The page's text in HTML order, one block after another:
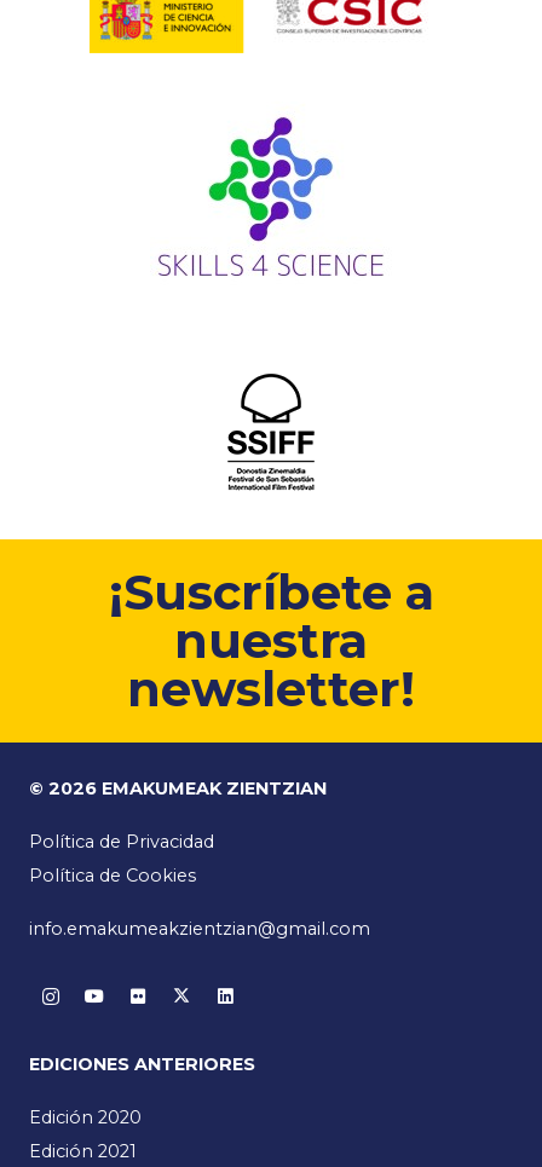
¡Suscríbete a
nuestra
newsletter!
© 2026 EMAKUMEAK ZIENTZIAN
Política de Privacidad
Política de Cookies
info.emakumeakzientzian@gmail.com
EDICIONES ANTERIORES
Edición 2020
Edición 2021